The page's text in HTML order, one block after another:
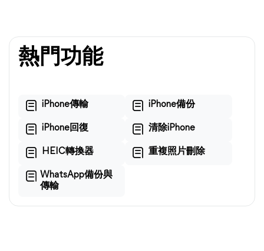
熱門功能
iPhone傳輸 iPhone備份
iPhone回復 清除iPhone
HEIC轉換器 重複照片刪除
WhatsApp備份與
傳輸